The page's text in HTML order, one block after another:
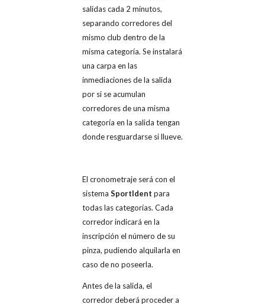
salidas cada 2 minutos,
separando corredores del
mismo club dentro de la
misma categoría. Se instalará
una carpa en las
inmediaciones de la salida
por si se acumulan
corredores de una misma
categoría en la salida tengan
donde resguardarse si llueve.
El cronometraje será con el
sistema SportIdent para
todas las categorías. Cada
corredor indicará en la
inscripción el número de su
pinza, pudiendo alquilarla en
caso de no poseerla.
Antes de la salida, el
corredor deberá proceder a